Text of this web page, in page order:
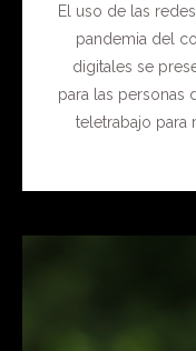
El uso de las
pandemia del
digitales se
para las personas
teletrabajo para